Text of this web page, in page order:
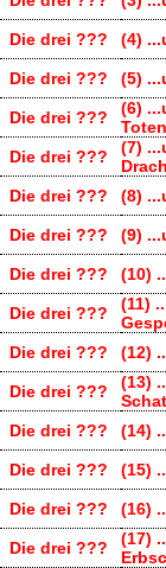
Die drei ??? (4)
Die drei ??? (5)
Die drei ???
(6)
Die drei ???
(7)
Die drei ??? (8)
Die drei ??? (9)
Die drei ??? (10)
Die drei ???
(11)
Die drei ??? (12)
Die drei ???
(13)
Die drei ??? (14)
Die drei ??? (15)
Die drei ??? (16)
Die drei ???
(17)